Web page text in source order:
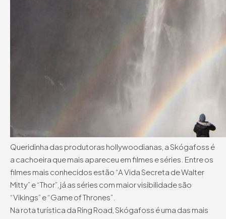
Queridinha das produtoras hollywoodianas, a Skógafoss é
a cachoeira que mais apareceu em filmes e séries. Entre os
filmes mais conhecidos estão “A Vida Secreta de Walter
Mitty” e “Thor”, já as séries com maior visibilidade são
“Vikings” e “Game of Thrones”.
Na rota turística da Ring Road, Skógafoss é uma das mais